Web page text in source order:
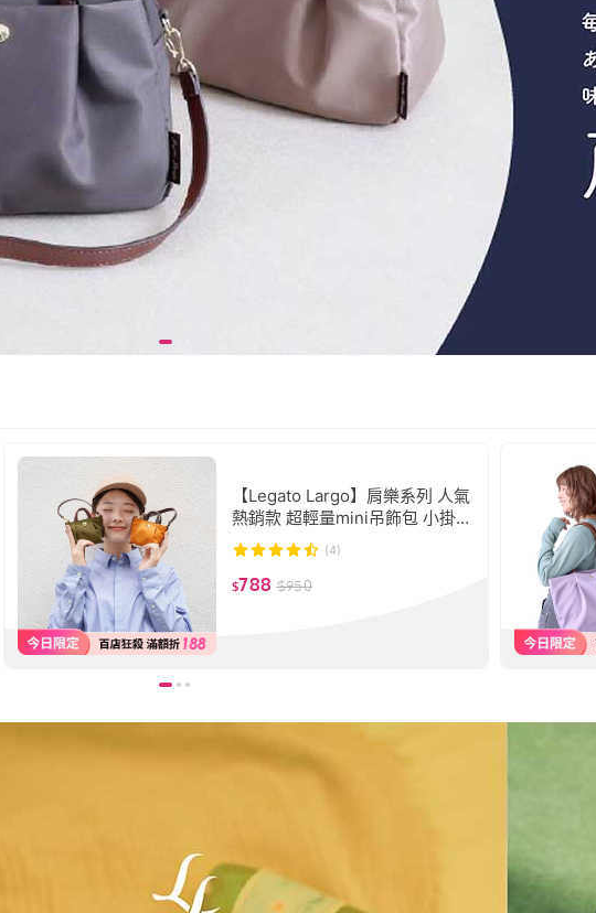
【Legato Largo】肩樂系列 人氣
熱銷款 超輕量mini吊飾包 小掛包
(LH-L0151)限量
(4)
$788 $950